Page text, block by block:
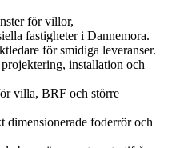
för villor,
fastigheter i Dannemora.
för smidiga leveranser.
installation och
villa, BRF och större
dimensionerade foderrör och